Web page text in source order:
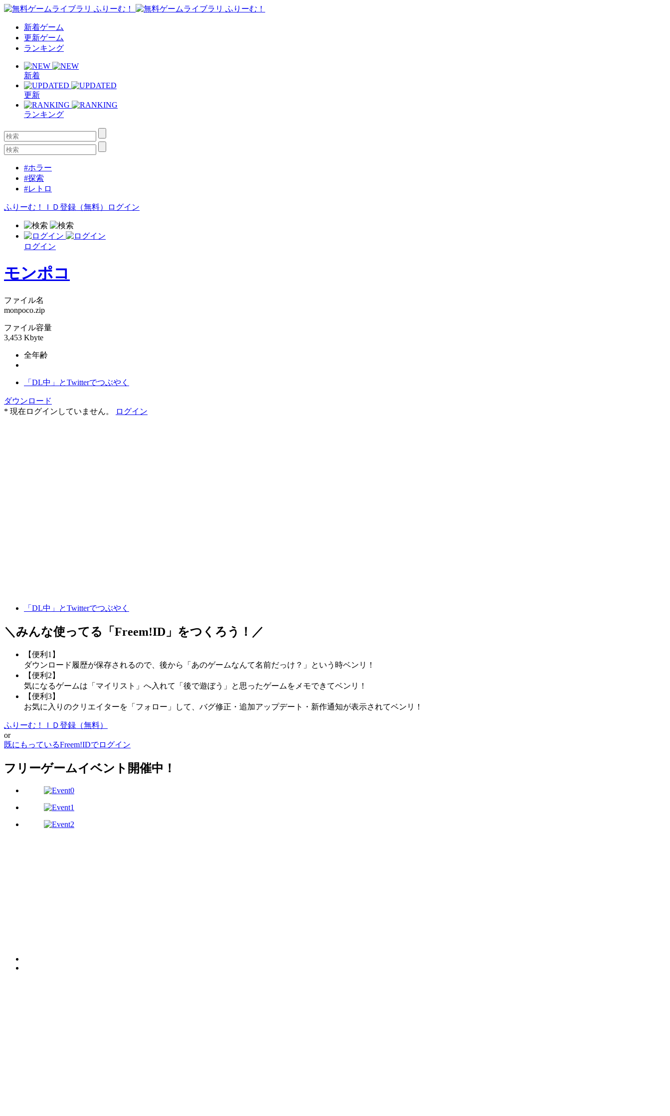
新着ゲーム
更新ゲーム
ランキング
新着
更新
ランキング
#ホラー
#探索
#レトロ
ふりーむ！ＩＤ登録（無料） ログイン
ログイン
モンポコ
ファイル名
monpoco.zip
ファイル容量
3,453 Kbyte
全年齢
「DL中」とTwitterでつぶやく
ダウンロード
* 現在ログインしていません。
ログイン
「DL中」とTwitterでつぶやく
＼みんな使ってる「 Freem!ID 」をつくろう！／
【便利1】
ダウンロード履歴が保存されるので、後から「あのゲームなんて名前だっけ？」という時ベンリ！
【便利2】
気になるゲームは「マイリスト」へ入れて「後で遊ぼう」と思ったゲームをメモできてベンリ！
【便利3】
お気に入りのクリエイターを「フォロー」して、バグ修正・追加アップデート・新作通知が表示されてベンリ！
ふりーむ！ＩＤ登録（無料）
or
既にもっているFreem!IDでログイン
フリーゲームイベント開催中！